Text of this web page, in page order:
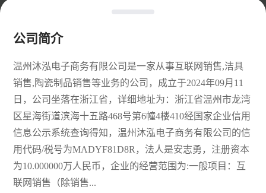
公司简介
温州沐泓电子商务有限公司是一家从事互联网销售,洁具
销售,陶瓷制品销售等业务的公司，成立于2024年09月11
日，公司坐落在浙江省，详细地址为：浙江省温州市龙湾
区星海街道滨海十五路468号第6幢4楼410经国家企业信用
信息公示系统查询得知，温州沐泓电子商务有限公司的信
用代码/税号为MADYF81D8R，法人是安志勇，注册资本
为10.000000万人民币，企业的经营范围为:一般项目：互
联网销售（除销售...